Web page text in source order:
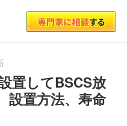
置してBSCS放
設置方法、寿命